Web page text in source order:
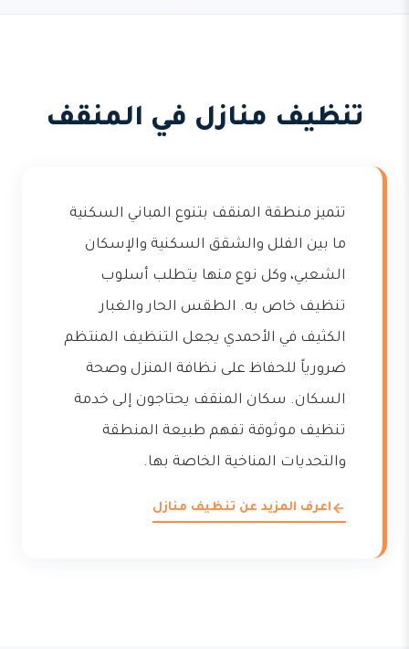
تنظيف منازل في المنقف
تتميز منطقة المنقف بتنوع المباني السكنية
ما بين الفلل والشقق السكنية والإسكان
الشعبي، وكل نوع منها يتطلب أسلوب
تنظيف خاص به. الطقس الحار والغبار
الكثيف في الأحمدي يجعل التنظيف المنتظم
ضرورياً للحفاظ على نظافة المنزل وصحة
السكان. سكان المنقف يحتاجون إلى خدمة
تنظيف موثوقة تفهم طبيعة المنطقة
والتحديات المناخية الخاصة بها.
اعرف المزيد عن تنظيف منازل